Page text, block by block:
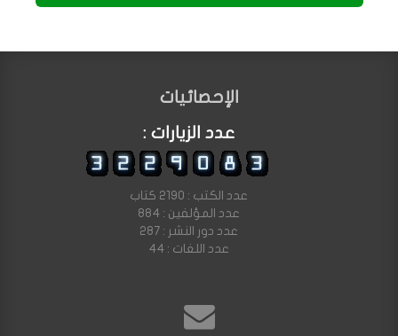
الإحصائيات
عدد الزيارات :
عدد الكتب : 2190 كتاب
عدد المؤلفين : 884
عدد دور النشر : 287
عدد اللغات : 44